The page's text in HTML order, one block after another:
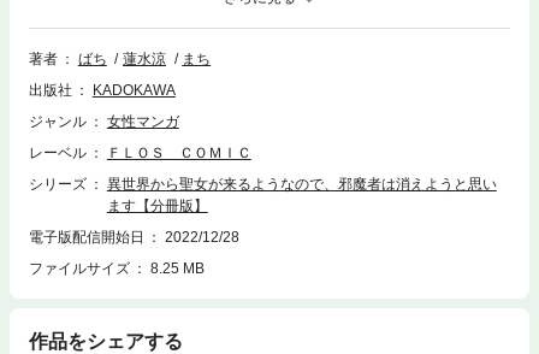
分冊版第40弾。※本作品は単行本を分割したもので、本編内容は同一のも
のとなります。重複購入にご注意ください。
著者
ばち 蓮水涼
まち
出版社
KADOKAWA
ジャンル
女性マンガ
レーベル
ＦＬＯＳ ＣＯＭＩＣ
シリーズ
異世界から聖女が来るようなので、邪魔者は消えようと思い
ます【分冊版】
電子版配信開始日
2022/12/28
ファイルサイズ
8.25 MB
作品をシェアする